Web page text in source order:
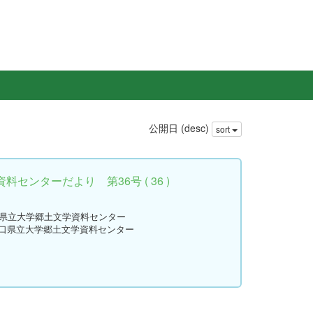
公開日 (desc) sort
料センターだより 第36号 ( 36 )
立大学郷土文学資料センター
県立大学郷土文学資料センター